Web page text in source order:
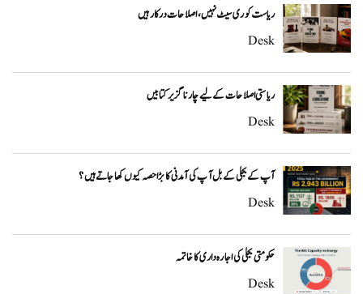
ریاست کو ری سیٹ نہیں، اصلاحات درکار ہیں
Desk
ریاستی اصلاحات کے لیے چار ناگزیر کتابیں
Desk
آپ کے بجلی کے بل آپ کی آمدنی کا بڑا حصہ کیوں کھا جاتے ہیں؟
Desk
حکومتی بجلی کی اجارہ داری کا خاتمہ
Desk